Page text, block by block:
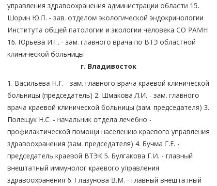
управления здравоохранения администрации области 15.
Шорин Ю.П. - зав. отделом экологической эндокринологии
Института общей патологии и экологии человека СО РАМН
16. Юрьева И.Г. - зам. главного врача по ВТЭ областной
клинической больницы
г. Владивосток
1. Васильева Н.Г. - зам. главного врача краевой клинической
больницы (председатель) 2. Шмакова Л.И. - зам. главного
врача краевой клинической больницы (зам. председателя) 3.
Полещук Н.С. - начальник отдела лечебно -
профилактической помощи населению краевого управления
здравоохранения (зам. председателя) 4. Бучма Г.Е. -
председатель краевой ВТЭК 5. Булгакова Г.И. - главный
внештатный иммунолог краевого управления
здравоохранения 6. Глазунова В.М. - главный внештатный